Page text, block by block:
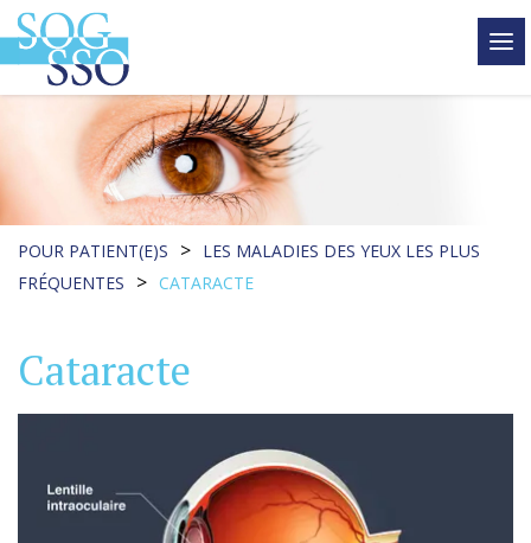
POUR PATIENT(E)S > LES MALADIES DES YEUX LES PLUS
FRÉQUENTES
> CATARACTE
Cataracte